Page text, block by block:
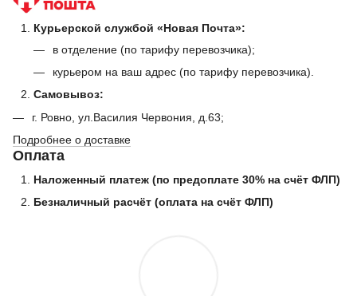
Курьерской службой «Новая Почта»:
в отделение (по тарифу перевозчика);
курьером на ваш адрес (по тарифу перевозчика).
Самовывоз:
г. Ровно, ул.Василия Червония, д.63;
Подробнее о доставке
Оплата
Наложенный платеж (по предоплате 30% на счёт ФЛП)
Безналичный расчёт (оплата на счёт ФЛП)